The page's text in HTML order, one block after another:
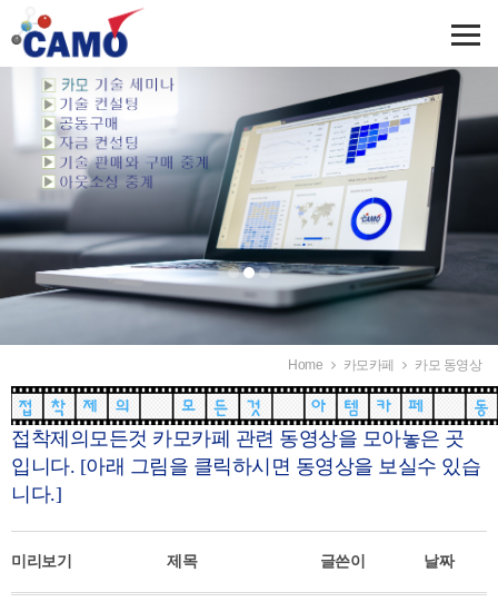
Home 카모카페 카모 동영상
접착제의모든것 카모카페 관련 동영상을 모아놓은 곳
입니다. [아래 그림을 클릭하시면 동영상을 보실수 있습
니다.]
미리보기 제목 글쓴이 날짜